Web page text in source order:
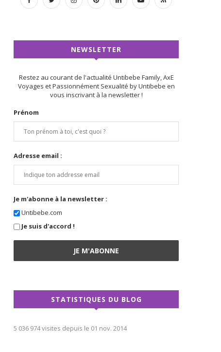
NEWSLETTER
Restez au courant de l'actualité Untibebe Family, AxE
Voyages et Passionnément Sexualité by Untibebe en
vous inscrivant à la newsletter !
Prénom
Adresse email :
Je m'abonne à la newsletter :
Untibebe.com
Je suis d'accord !
STATISTIQUES DU BLOG
5 036 974 visites depuis le 01 nov. 2014